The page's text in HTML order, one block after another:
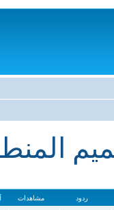
ردود مشاهدات